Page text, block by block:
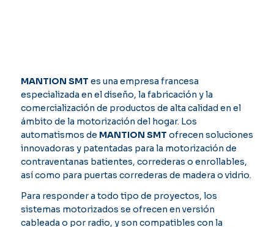
MANTION SMT es una empresa francesa
especializada en el diseño, la fabricación y la
comercialización de productos de alta calidad en el
ámbito de la motorización del hogar. Los
automatismos de MANTION SMT ofrecen soluciones
innovadoras y patentadas para la motorización de
contraventanas batientes, correderas o enrollables,
así como para puertas correderas de madera o vidrio.
Para responder a todo tipo de proyectos, los
sistemas motorizados se ofrecen en versión
cableada o por radio, y son compatibles con la